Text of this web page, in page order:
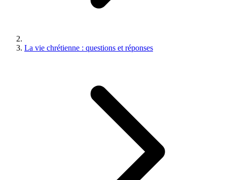
La vie chrétienne : questions et réponses